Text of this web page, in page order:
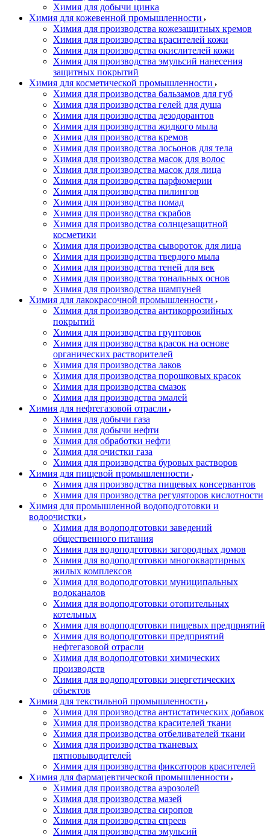
Химия для добычи цинка
Химия для кожевенной промышленности
Химия для производства кожезащитных кремов
Химия для производства красителей кожи
Химия для производства окислителей кожи
Химия для производства эмульсий нанесения
защитных покрытий
Химия для косметической промышленности
Химия для производства бальзамов для губ
Химия для производства гелей для душа
Химия для производства дезодорантов
Химия для производства жидкого мыла
Химия для производства кремов
Химия для производства лосьонов для тела
Химия для производства масок для волос
Химия для производства масок для лица
Химия для производства парфюмерии
Химия для производства пилингов
Химия для производства помад
Химия для производства скрабов
Химия для производства солнцезащитной
косметики
Химия для производства сывороток для лица
Химия для производства твердого мыла
Химия для производства теней для век
Химия для производства тональных основ
Химия для производства шампуней
Химия для лакокрасочной промышленности
Химия для производства антикоррозийных
покрытий
Химия для производства грунтовок
Химия для производства красок на основе
органических растворителей
Химия для производства лаков
Химия для производства порошковых красок
Химия для производства смазок
Химия для производства эмалей
Химия для нефтегазовой отрасли
Химия для добычи газа
Химия для добычи нефти
Химия для обработки нефти
Химия для очистки газа
Химия для производства буровых растворов
Химия для пищевой промышленности
Химия для производства пищевых консервантов
Химия для производства регуляторов кислотности
Химия для промышленной водоподготовки и
водоочистки
Химия для водоподготовки заведений
общественного питания
Химия для водоподготовки загородных домов
Химия для водоподготовки многоквартирных
жилых комплексов
Химия для водоподготовки муниципальных
водоканалов
Химия для водоподготовки отопительных
котельных
Химия для водоподготовки пищевых предприятий
Химия для водоподготовки предприятий
нефтегазовой отрасли
Химия для водоподготовки химических
производств
Химия для водоподготовки энергетических
объектов
Химия для текстильной промышленности
Химия для производства антистатических добавок
Химия для производства красителей ткани
Химия для производства отбеливателей ткани
Химия для производства тканевых
пятновыводителей
Химия для производства фиксаторов красителей
Химия для фармацевтической промышленности
Химия для производства аэрозолей
Химия для производства мазей
Химия для производства сиропов
Химия для производства спреев
Химия для производства эмульсий